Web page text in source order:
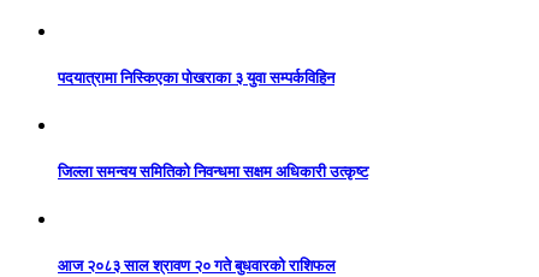
पदयात्रामा निस्किएका पोखराका ३ युवा सम्पर्कविहिन
जिल्ला समन्वय समितिको निवन्धमा सक्षम अधिकारी उत्कृष्ट
आज २०८३ साल श्रावण २० गते बुधवारको राशिफल